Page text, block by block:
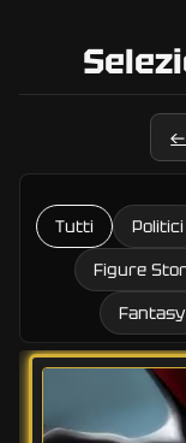
←
Tutti Politici
Figure
Fantasy